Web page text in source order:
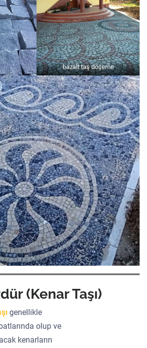
bazalt taş döşeme
(Kenar Taşı)
genellikle
olup ve
kenarların